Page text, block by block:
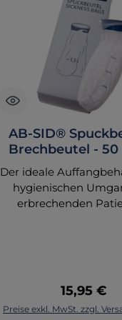
AB-SID®
Brechbeutel - 50
einer VE
Der ideale
hygienischen
erbrechenden
Regulärer
15,95 €
Preise exkl. MwSt. zzgl.
In den